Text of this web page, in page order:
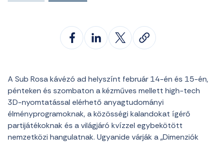
A Sub Rosa kávézó ad helyszínt február 14-én és 15-én,
pénteken és szombaton a kézműves mellett high-tech
3D-nyomtatással elérhető anyagtudományi
élményprogramoknak, a közösségi kalandokat ígérő
partijátékoknak és a világjáró kvízzel egybekötött
nemzetközi hangulatnak. Ugyanide várják a „Dimenziók